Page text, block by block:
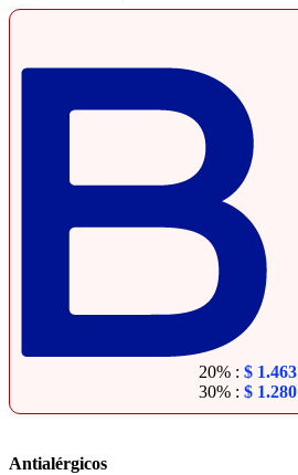
20% : $1.463
30% : $1.280
Antialérgicos